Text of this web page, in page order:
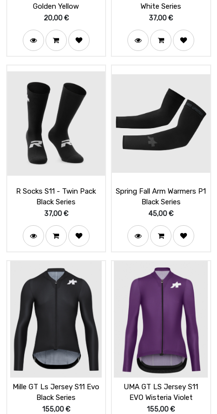
Golden Yellow
20,00€
White Series
37,00€
R Socks S11 - Twin Pack
Black Series
37,00€
Spring Fall Arm Warmers P1
Black Series
45,00€
Mille GT Ls Jersey S11 Evo
Black Series
155,00€
UMA GT LS Jersey S11
EVO Wisteria Violet
155,00€